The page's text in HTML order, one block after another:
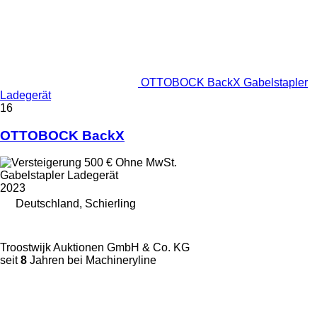
OTTOBOCK BackX Gabelstapler
Ladegerät
16
OTTOBOCK BackX
500 € Ohne MwSt.
Gabelstapler Ladegerät
2023
Deutschland, Schierling
Troostwijk Auktionen GmbH & Co. KG
seit8 Jahren bei Machineryline